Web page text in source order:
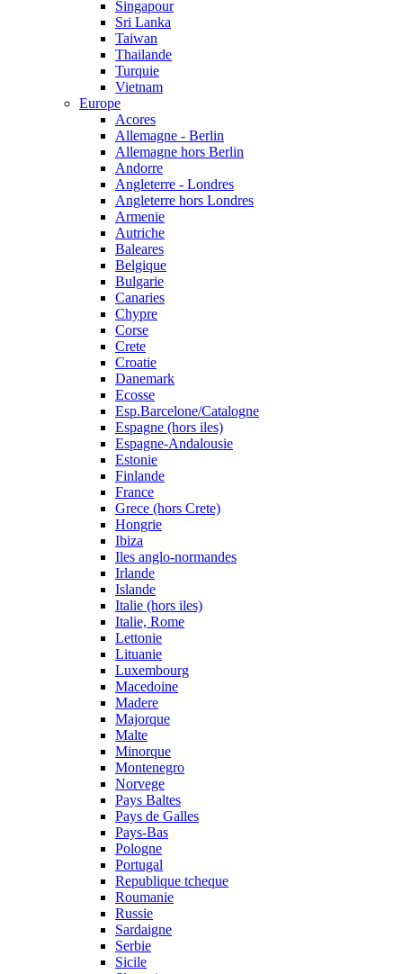
Singapour
Sri Lanka
Taiwan
Thailande
Turquie
Vietnam
Europe
Acores
Allemagne - Berlin
Allemagne hors Berlin
Andorre
Angleterre - Londres
Angleterre hors Londres
Armenie
Autriche
Baleares
Belgique
Bulgarie
Canaries
Chypre
Corse
Crete
Croatie
Danemark
Ecosse
Esp.Barcelone/Catalogne
Espagne (hors iles)
Espagne-Andalousie
Estonie
Finlande
France
Grece (hors Crete)
Hongrie
Ibiza
Iles anglo-normandes
Irlande
Islande
Italie (hors iles)
Italie, Rome
Lettonie
Lituanie
Luxembourg
Macedoine
Madere
Majorque
Malte
Minorque
Montenegro
Norvege
Pays Baltes
Pays de Galles
Pays-Bas
Pologne
Portugal
Republique tcheque
Roumanie
Russie
Sardaigne
Serbie
Sicile